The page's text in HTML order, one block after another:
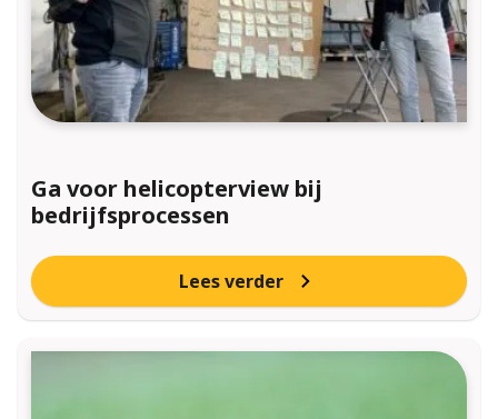
Ga voor helicopterview bij
bedrijfsprocessen
Lees verder